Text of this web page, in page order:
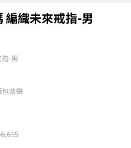
織未來戒指-男
-男
裝袋